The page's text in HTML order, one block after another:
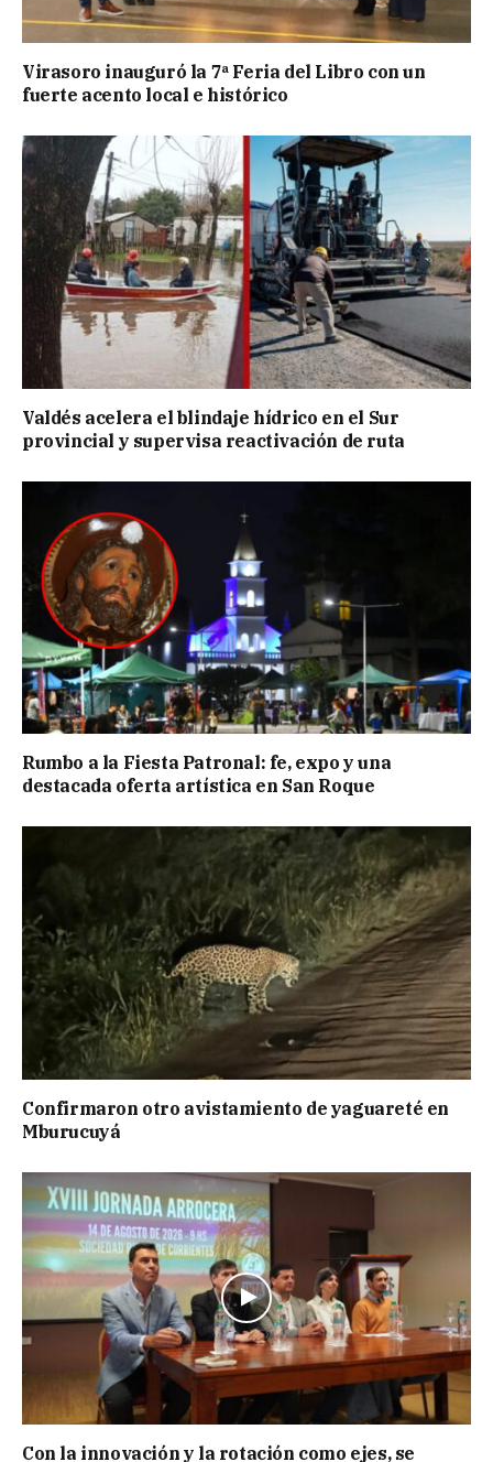
Virasoro inauguró la 7ª Feria del Libro con un
fuerte acento local e histórico
Valdés acelera el blindaje hídrico en el Sur
provincial y supervisa reactivación de ruta
Rumbo a la Fiesta Patronal: fe, expo y una
destacada oferta artística en San Roque
Confirmaron otro avistamiento de yaguareté en
Mburucuyá
Con la innovación y la rotación como ejes, se